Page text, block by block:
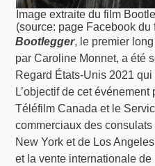
Image extraite du film
(source: page Facebook du
Bootlegger, le premier
par Caroline Monnet, a été
Regard États-Unis 2021
L’objectif de cet
Téléfilm Canada et le
commerciaux des
New York et de Los
et la vente internationale